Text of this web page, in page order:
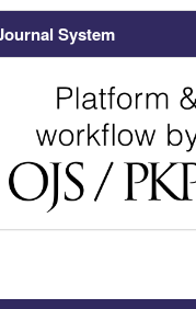
System